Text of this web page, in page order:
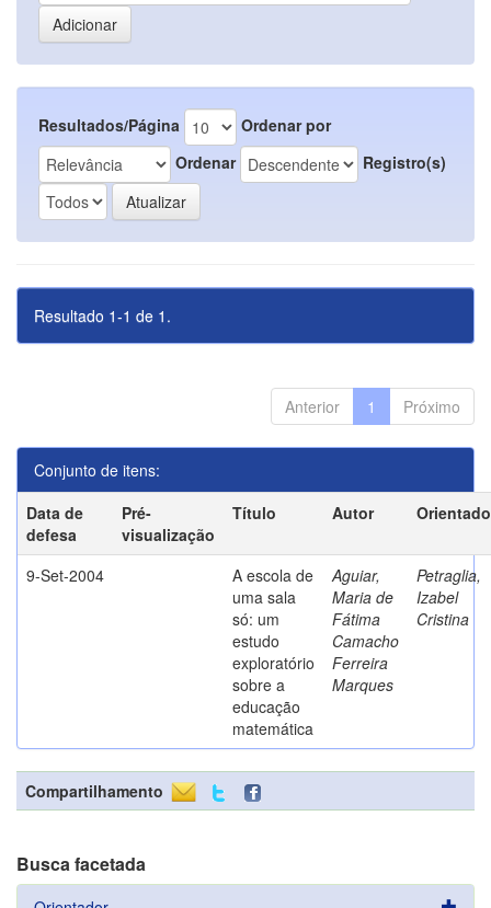
Resultados/Página
Ordenar por
Ordenar
Registro(s)
Resultado 1-1 de 1.
Anterior 1 Próximo
Conjunto de itens:
Data de
defesa
Pré-
visualização
Título Autor
9-Set-2004
A escola de
uma sala
só: um
estudo
exploratório
sobre a
educação
matemática
Aguiar,
Maria de
Fátima
Camacho
Ferreira
Marques
Petraglia,
Izabel
Cristina
Compartilhamento
Busca facetada